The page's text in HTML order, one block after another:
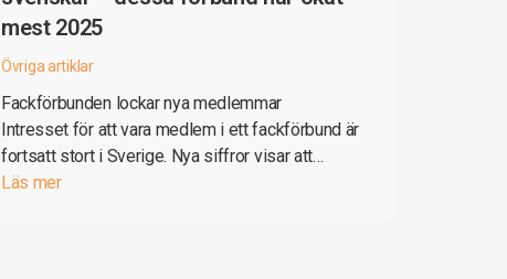
mest 2025
Övriga artiklar
Fackförbunden lockar nya medlemmar
Intresset för att vara medlem i ett fackförbund är
fortsatt stort i Sverige. Nya siffror visar att…
Läs mer